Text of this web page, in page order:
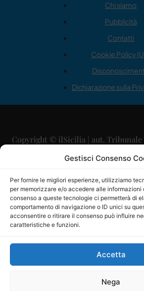
Gestisci Consenso
Per fornire le migliori esperienze, utilizziamo
per memorizzare e/o accedere alle informazioni
consenso a queste tecnologie ci permetterà di
comportamento di navigazione o ID unici su
acconsentire o ritirare il consenso può influire
caratteristiche e funzioni.
Accetta
Nega
Chi siamo
Pubblicità
Contatti
Cookie Policy
Dichiarazione sulla
Copyright © ilSicilia | aut. Tribunale
29/09/2015
Direttore Editoriale:
Direttore Responsabile:
P.IVA: 06334930820
Mercurio Comunicazione Società
iscritta al Registro degli Operatori di